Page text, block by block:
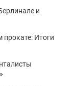
и
прокате: Итоги